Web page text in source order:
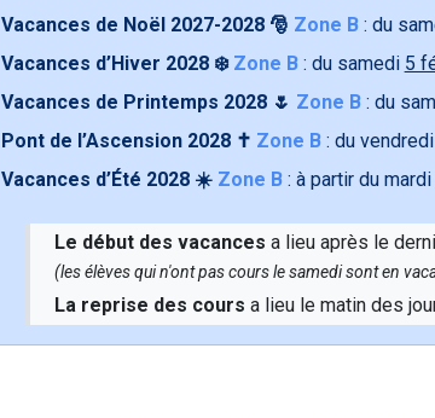
Vacances de Noël 2027-2028 🎅 Zone B: du
Vacances d’Hiver 2028 ❄️ Zone B: du samedi 5
Vacances de Printemps 2028 🌷 Zone B: du
Pont de l’Ascension 2028 ✝️ Zone B: du vendredi
Vacances d’Été 2028 ☀️ Zone B: à partir du mardi
Le début des vacances a lieu après le
(les élèves qui n'ont pas cours le samedi sont en
La reprise des cours a lieu le matin des